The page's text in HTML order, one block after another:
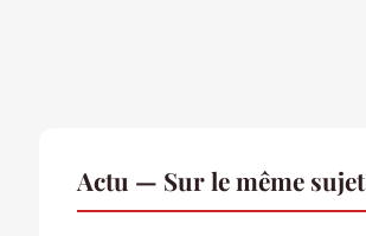
Actu — Sur le même sujet